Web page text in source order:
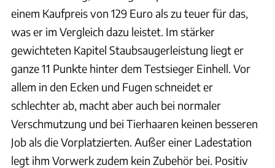
einem Kaufpreis von 129 Euro als zu teuer für das,
was er im Vergleich dazu leistet. Im stärker
gewichteten Kapitel Staubsaugerleistung liegt er
ganze 11 Punkte hinter dem Testsieger Einhell. Vor
allem in den Ecken und Fugen schneidet er
schlechter ab, macht aber auch bei normaler
Verschmutzung und bei Tierhaaren keinen besseren
Job als die Vorplatzierten. Außer einer Ladestation
legt ihm Vorwerk zudem kein Zubehör bei. Positiv